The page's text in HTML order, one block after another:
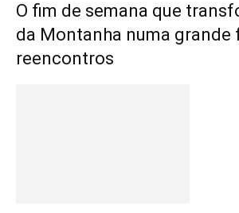
O fim de semana que
da Montanha numa grande
reencontros